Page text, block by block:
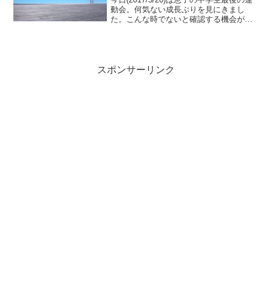
動会。何気ない成長ぶりを見にきまし
た。こんな時でないと確認する機会がな
スポンサーリンク